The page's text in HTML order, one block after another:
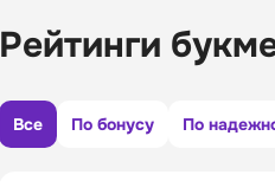
Рейтинги
Все По бонусу По